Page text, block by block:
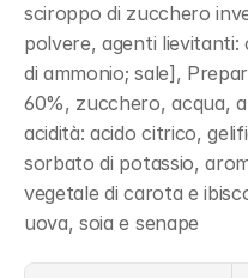
sciroppo di zucchero
polvere, agenti
di ammonio; sale],
60%, zucchero, acqua,
acidità: acido citrico,
sorbato di potassio,
vegetale di carota e
uova, soia e senape